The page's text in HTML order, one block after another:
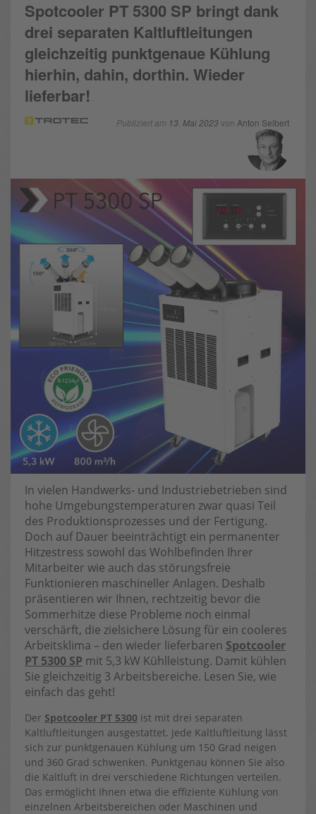
Spotcooler PT 5300 SP bringt dank
drei separaten Kaltluftleitungen
gleichzeitig punktgenaue Kühlung
hierhin, dahin, dorthin. Wieder
lieferbar!
Publiziert am 13. Mai 2023von Anton Seibert
In vielen Handwerks- und Industriebetrieben sind
hohe Umgebungstemperaturen zwar quasi Teil
des Produktionsprozesses und der Fertigung.
Doch auf Dauer beeinträchtigt ein permanenter
Hitzestress sowohl das Wohlbefinden Ihrer
Mitarbeiter wie auch das störungsfreie
Funktionieren maschineller Anlagen. Deshalb
präsentieren wir Ihnen, rechtzeitig bevor die
Sommerhitze diese Probleme noch einmal
verschärft, die zielsichere Lösung für ein cooleres
Arbeitsklima – den wieder lieferbaren Spotcooler
PT 5300 SP mit 5,3 kW Kühlleistung. Damit kühlen
Sie gleichzeitig 3 Arbeitsbereiche. Lesen Sie, wie
einfach das geht!
Der Spotcooler PT 5300 ist mit drei separaten
Kaltluftleitungen ausgestattet. Jede Kaltluftleitung lässt
sich zur punktgenauen Kühlung um 150 Grad neigen
und 360 Grad schwenken. Punktgenau können Sie also
die Kaltluft in drei verschiedene Richtungen verteilen.
Das ermöglicht Ihnen etwa die effiziente Kühlung von
einzelnen Arbeitsbereichen oder Maschinen und